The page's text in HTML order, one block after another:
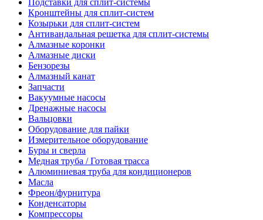
Подставки для сплит-системы
Кронштейны для сплит-систем
Козырьки для сплит-систем
Антивандальная решетка для сплит-системы
Алмазные коронки
Алмазные диски
Бензорезы
Алмазный канат
Запчасти
Вакуумные насосы
Дренажные насосы
Вальцовки
Оборудование для пайки
Измерительное оборудование
Буры и сверла
Медная труба / Готовая трасса
Алюминиевая труба для кондиционеров
Масла
Фреон/фурнитура
Конденсаторы
Компрессоры